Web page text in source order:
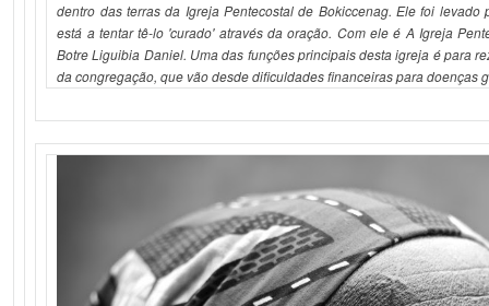
dentro das terras da Igreja Pentecostal de Bokiccenag. Ele foi
está a tentar tê-lo 'curado' através da oração. Com ele é A Igreja
Botre Liguibia Daniel. Uma das funções principais desta igreja é para
da congregação, que vão desde dificuldades financeiras para doenças